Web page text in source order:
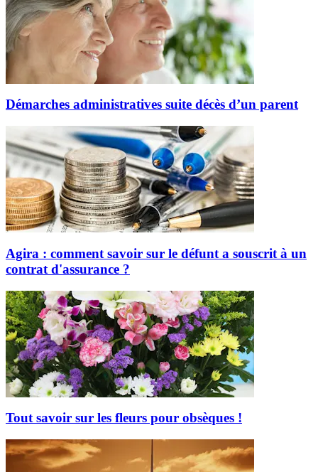
Démarches administratives suite décès d’un parent
Agira : comment savoir sur le défunt a souscrit à un
contrat d'assurance ?
Tout savoir sur les fleurs pour obsèques !